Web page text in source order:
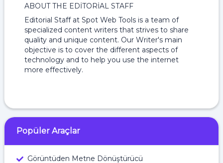
ABOUT THE EDITORIAL STAFF
Editorial Staff at Spot Web Tools is a team of
specialized content writers that strives to share
quality and unique content. Our Writer's main
objective is to cover the different aspects of
technology and to help you use the internet
more effectively.
Popüler Araçlar
Görüntüden Metne Dönüştürücü